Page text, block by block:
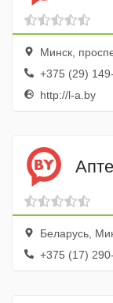
Минск,
+375 (29) 149-
http://l-a.by
Беларусь,
+375 (17) 290-